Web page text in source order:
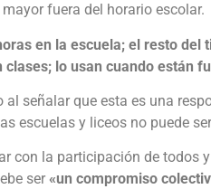
fuera del horario escolar.
en la escuela; el resto del
lo usan cuando están
señalar que esta es una
escuelas y liceos no puede
con la participación de todos
ser «un compromiso